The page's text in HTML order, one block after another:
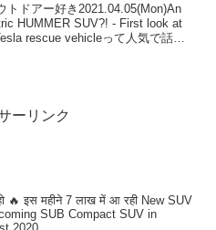
トドアー好き2021.04.05(Mon)An
HUMMER SUV?! - First look at
rescue vehicleって人気で話題
ーリンク
🔥 इस महीने 7 लाख में आ रही New SUV
SUB Compact SUV in